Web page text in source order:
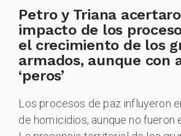
Petro y Triana
impacto de los
el crecimiento de los
armados, aunque con
‘peros’
Los procesos de paz influyeron
de homicidios, aunque no fueron